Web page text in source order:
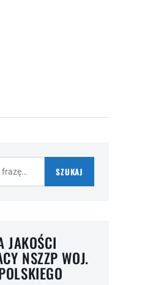
SZUKAJ
JAKOŚCI
NSZZP WOJ.